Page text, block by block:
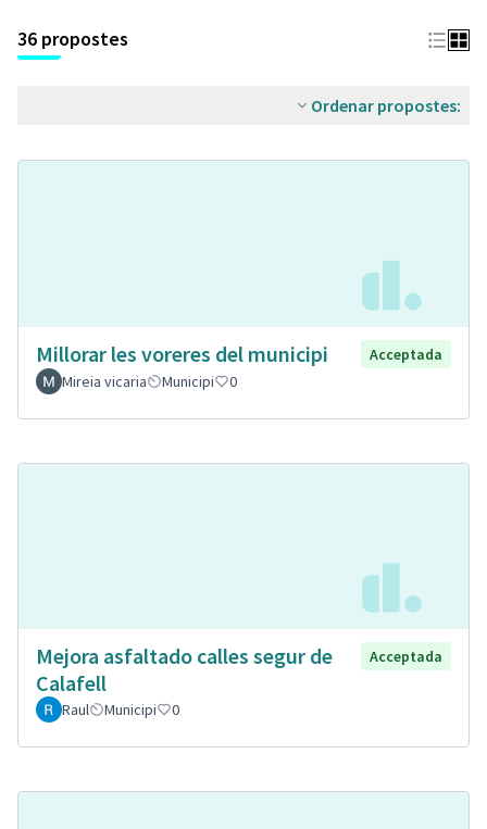
36 propostes
Ordenar propostes:
Millorar les voreres del municipi
Acceptada
Mireia vicaria
Municipi 0
Mejora asfaltado calles segur de
Calafell
Acceptada
Raul Municipi 0